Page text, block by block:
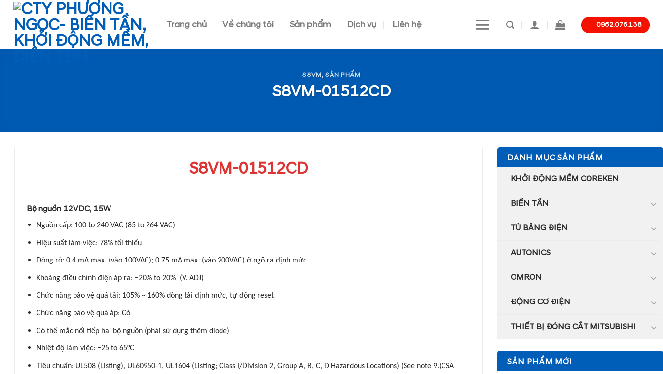
Skip
content
Trang chủ Về chúng tôi Sản phẩm Dịch vụ Liên hệ 0962.076.138
S8VM,SẢN PHẨM
S8VM-01512CD
S8VM-01512CD
Bộ nguồn 12VDC, 15W
Nguồn cấp: 100 to 240 VAC (85 to 264 VAC)
Hiệu suất làm việc: 78% tối thiểu
Dòng rò: 0.4 mA max. (vào 100VAC); 0.75 mA max. (vào 200VAC) ở ngõ ra định mức
Khoảng điều chỉnh điện áp ra: −20% to 20% (V. ADJ)
Chức năng bảo vệ quá tải: 105% ~ 160% dòng tải định mức, tự động reset
Chức năng bảo vệ quá áp: Có
Có thể mắc nối tiếp hai bộ nguồn (phải sử dụng thêm diode)
Nhiệt độ làm việc: −25 to 65°C
Tiêu chuẩn: UL508 (Listing), UL60950-1, UL1604 (Listing; Class I/Division 2, Group A, B, C, D Hazardous Locations) (See note 9.)CSA
DANH MỤC SẢN PHẨM
KHỞI ĐỘNG MỀM COREKEN
BIẾN TẦN
TỦ BẢNG ĐIỆN
AUTONICS
OMRON
ĐỘNG CƠ ĐIỆN
THIẾT BỊ ĐÓNG CẮT MITSUBISHI
SẢN PHẨM MỚI